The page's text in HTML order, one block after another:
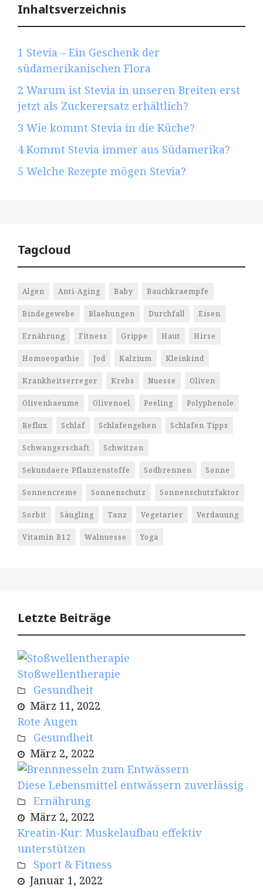
Inhaltsverzeichnis
1 Stevia – Ein Geschenk der
südamerikanischen Flora
2 Warum ist Stevia in unseren Breiten erst
jetzt als Zuckerersatz erhältlich?
3 Wie kommt Stevia in die Küche?
4Kommt Stevia immer aus Südamerika?
5 Welche Rezepte mögen Stevia?
Tagcloud
Algen Anti-Aging Baby Bauchkraempfe
Bindegewebe Blaehungen Durchfall Eisen
Ernährung Fitness Grippe Haut Hirse
Homoeopathie Jod Kalzium Kleinkind
Krankheitserreger Krebs Nuesse Oliven
Olivenbaeume Olivenoel Peeling Polyphenole
Reflux Schlaf Schlafengehen Schlafen Tipps
Schwangerschaft Schwitzen
Sekundaere Pflanzenstoffe Sodbrennen Sonne
Sonnencreme Sonnenschutz Sonnenschutzfaktor
Sorbit Säugling Tanz Vegetarier Verdauung
Vitamin B12 Walnuesse Yoga
Letzte Beiträge
Stoßwellentherapie
Gesundheit
März 11, 2022
Rote Augen
Gesundheit
März 2, 2022
Diese Lebensmittel entwässern zuverlässig
Ernährung
März 2, 2022
Kreatin-Kur: Muskelaufbau effektiv
unterstützen
Sport & Fitness
Januar 1, 2022